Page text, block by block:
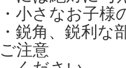
・小さなお子
・鋭角、鋭利
ご注意